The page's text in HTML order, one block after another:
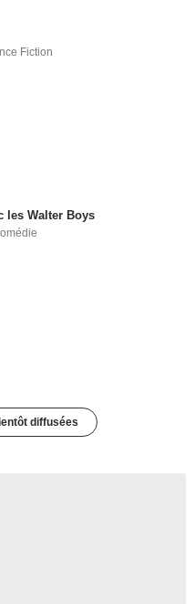
Fiction
les Walter Boys
diffusées